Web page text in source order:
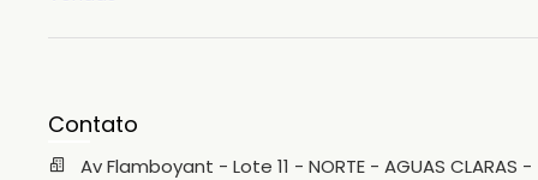
Contato
Av Flamboyant - Lote 11 - NORTE - AGUAS CLARAS -